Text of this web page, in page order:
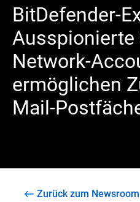
BitDefender-
Ausspionierte
Network-
ermöglichen
Mail-
Zurück zum Newsroom